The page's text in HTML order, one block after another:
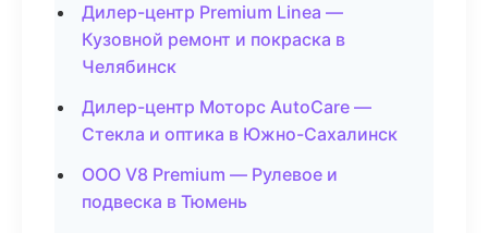
Дилер-центр Premium Linea —
Кузовной ремонт и покраска в
Челябинск
Дилер-центр Моторс AutoCare —
Стекла и оптика в Южно-Сахалинск
ООО V8 Premium — Рулевое и
подвеска в Тюмень